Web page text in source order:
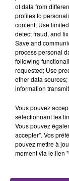
ANGELE &
What You
of data from
profiles to
content; Use
detect fraud, and
Save and
process personal
following
requested; Use
other data
information
Vous pouvez
sélectionnant les
Vous pouvez
accepter". Vos
pouvez mettre à
moment via le lien